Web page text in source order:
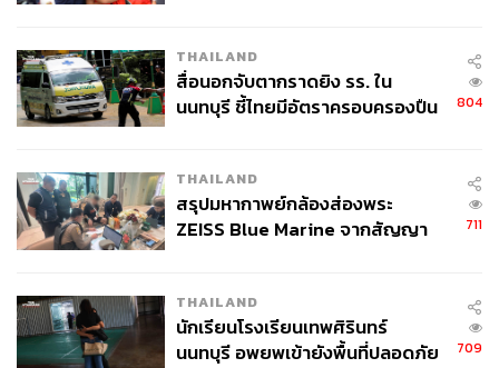
THAILAND
สื่อนอกจับตากราดยิง รร. ใน
นนทบุรี ชี้ไทยมีอัตราครอบครองปืน
804
THAILAND
สรุปมหากาพย์กล้องส่องพระ
ZEISS Blue Marine จากสัญญา
จ่ายหนี้-แอบระบุแบรนด์
711
THAILAND
นักเรียนโรงเรียนเทพศิรินทร์
นนทบุรี อพยพเข้ายังพื้นที่ปลอดภัย
709